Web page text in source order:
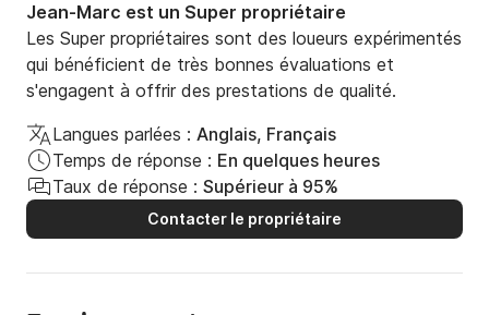
cata) sur le lac d'Annecy.
Je navigue depuis 20 ans en Méditerranée comme
équipier ou skipper, 1 semaine par an sur des voiliers
de 32 à 55 pieds (Marseille-Porquerolles, Marseille-
également en Atlantique et en Manche.
j'aime la navigation côtière, les mouillages tranquilles,
mais apprécie également la navigation hauturière et
Jean-Marc est un Super propriétaire
Les Super propriétaires sont des loueurs expérimentés
qui bénéficient de très bonnes évaluations et
s'engagent à offrir des prestations de qualité.
Langues parlées : Anglais, Français
Temps de réponse : En quelques heures
Taux de réponse : Supérieur à 95%
Contacter le propriétaire